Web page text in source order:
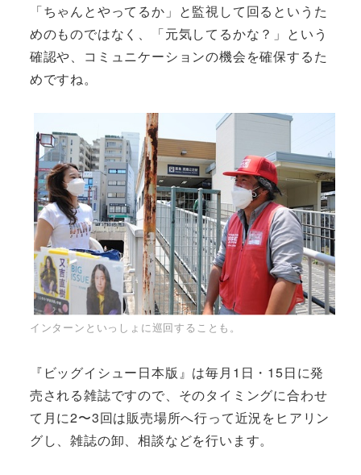
「ちゃんとやってるか」と監視して回るというた
めのものではなく、「元気してるかな？」という
確認や、コミュニケーションの機会を確保するた
めですね。
インターンといっしょに巡回することも。
『ビッグイシュー日本版』は毎月1日・15日に発
売される雑誌ですので、そのタイミングに合わせ
て月に2〜3回は販売場所へ行って近況をヒアリン
グし、雑誌の卸、相談などを行います。